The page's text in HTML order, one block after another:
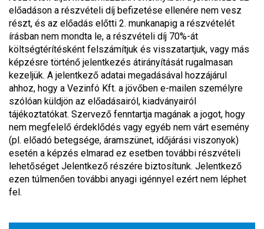
előadáson a részvételi díj befizetése ellenére nem vesz
részt, és az előadás előtti 2. munkanapig a részvételét
írásban nem mondta le, a részvételi díj 70%-át
költségtérítésként felszámítjuk és visszatartjuk, vagy más
képzésre történő jelentkezés átirányítását rugalmasan
kezeljük. A jelentkező adatai megadásával hozzájárul
ahhoz, hogy a Vezinfó Kft. a jövőben e-mailen személyre
szólóan küldjön az előadásairól, kiadványairól
tájékoztatókat. Szervező fenntartja magának a jogot, hogy
nem megfelelő érdeklődés vagy egyéb nem várt esemény
(pl. előadó betegsége, áramszünet, időjárási viszonyok)
esetén a képzés elmarad ez esetben további részvételi
lehetőséget Jelentkező részére biztosítunk. Jelentkező
ezen túlmenően további anyagi igénnyel ezért nem léphet
fel.